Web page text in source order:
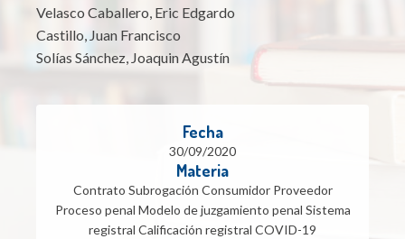
Velasco Caballero, Eric Edgardo
Castillo, Juan Francisco
Solías Sánchez, Joaquin Agustín
Fecha
30/09/2020
Materia
Contrato Subrogación Consumidor Proveedor
Proceso penal Modelo de juzgamiento penal Sistema
registral Calificación registral COVID-19